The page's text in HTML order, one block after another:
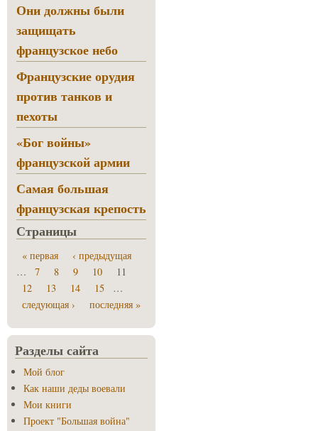
Они должны были
защищать
французское небо
Французские орудия
против танков и
пехоты
«Бог войны»
французской армии
Самая большая
французская крепость
Страницы
« первая
‹ предыдущая
…
7 8 9 10
11
12
13 14 15
…
следующая ›
последняя »
Разделы сайта
Мой блог
Как наши деды воевали
Мои книги
Проект "Большая война"